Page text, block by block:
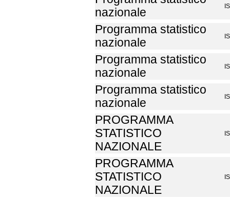
nazionale
Programma statistico
nazionale
Programma statistico
nazionale
Programma statistico
nazionale
PROGRAMMA
STATISTICO
NAZIONALE
PROGRAMMA
STATISTICO
NAZIONALE